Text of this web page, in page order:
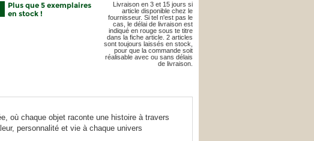
Plus que 5 exemplaires
en stock !
Livraison en 3 et 15 jours si
article disponible chez le
fournisseur. Si tel n'est pas le
cas, le délai de livraison est
indiqué en rouge sous te titre
dans la fiche article. 2 articles
sont toujours laissés en stock,
pour que la commande soit
réalisable avec ou sans délais
de livraison.
où chaque objet raconte une histoire à travers
personnalité et vie à chaque univers